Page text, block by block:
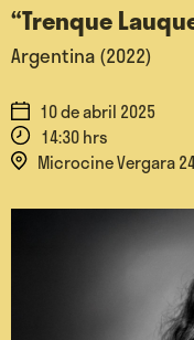
“Trenque
Argentina (2022)
10 de abril 2025
14:30 hrs
Microcine Vergara